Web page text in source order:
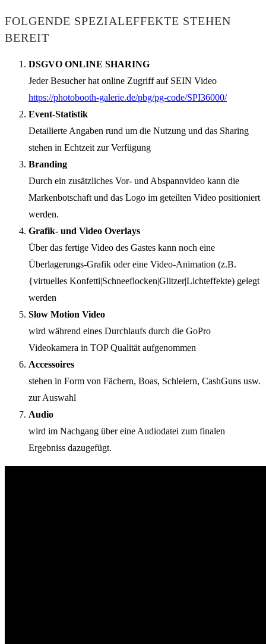
FOLGENDE SPEZIALEFFEKTE STEHEN
BEREIT
DSGVO ONLINE SHARING
Jeder Besucher hat online Zugriff auf SEIN Video
https://photobooth-galerie.de/pbg/pg-code/SPI36000/
Event-Statistik
Detailierte Angaben rund um die Nutzung und das Sharing
stehen in Echtzeit zur Verfügung
Branding
Durch ein zusätzliches Vor- und Abspannvideo kann die
Markenbotschaft und das Logo im geteilten Video positioniert
werden.
Grafik- und Video Overlays
Über das fertige Video des Gastes kann noch eine
Überlagerungs-Grafik oder eine Video-Animation (z.B.
{virtuelles Konfetti|Schneeflocken|Glitzer|Lichteffekte) gelegt
werden
Slow Motion Video
wird während eines Durchlaufs durch die GoPro
Videokamera in TOP Qualität aufgenommen
Accessoires
stehen in Form von Fächern, Boas, Schleiern, CashGuns usw.
zur Auswahl
Audio
wird im Nachgang über eine Audiodatei zum finalen
Ergebniss dazugefügt.